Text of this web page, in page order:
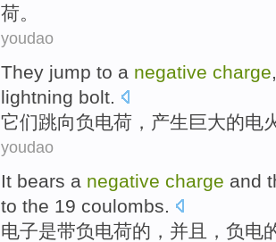
荷。
youdao
They jump to a negative charge
lightning bolt.
它们跳向负电荷 ， 产生 巨大的电
youdao
It bears a negative charge and
to the 19 coulombs.
电子是带负电荷的 ， 并且 ，负电